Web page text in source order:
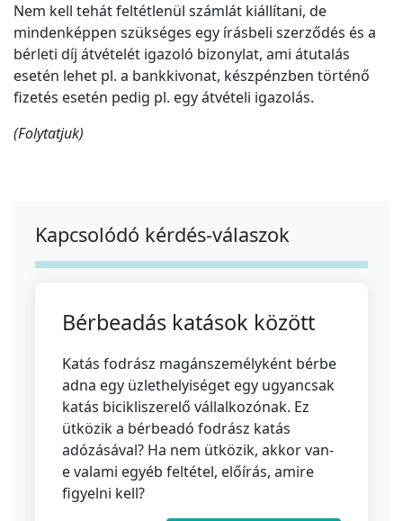
Nem kell tehát feltétlenül számlát kiállítani, de
mindenképpen szükséges egy írásbeli szerződés és a
bérleti díj átvételét igazoló bizonylat, ami átutalás
esetén lehet pl. a bankkivonat, készpénzben történő
fizetés esetén pedig pl. egy átvételi igazolás.
(Folytatjuk)
Kapcsolódó kérdés-válaszok
Bérbeadás katások között
Katás fodrász magánszemélyként bérbe
adna egy üzlethelyiséget egy ugyancsak
katás bicikliszerelő vállalkozónak. Ez
ütközik a bérbeadó fodrász katás
adózásával? Ha nem ütközik, akkor van-
e valami egyéb feltétel, előírás, amire
figyelni kell?